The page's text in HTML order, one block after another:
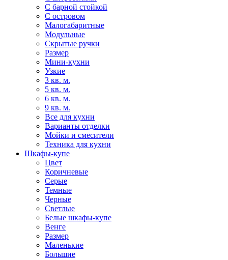
С барной стойкой
С островом
Малогабаритные
Модульные
Скрытые ручки
Размер
Мини-кухни
Узкие
3 кв. м.
5 кв. м.
6 кв. м.
9 кв. м.
Все для кухни
Варианты отделки
Мойки и смесители
Техника для кухни
Шкафы-купе
Цвет
Коричневые
Серые
Темные
Черные
Светлые
Белые шкафы-купе
Венге
Размер
Маленькие
Большие